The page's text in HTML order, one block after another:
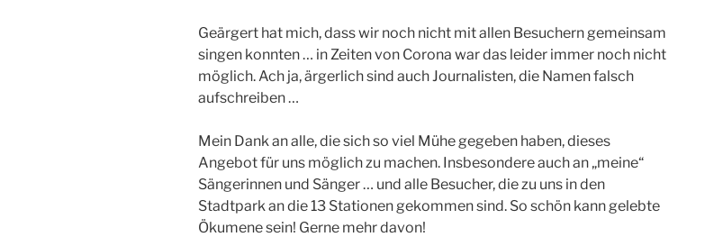
Geärgert hat mich, dass wir noch nicht mit allen Besuchern gemeinsam
singen konnten … in Zeiten von Corona war das leider immer noch nicht
möglich. Ach ja, ärgerlich sind auch Journalisten, die Namen falsch
aufschreiben …
Mein Dank an alle, die sich so viel Mühe gegeben haben, dieses
Angebot für uns möglich zu machen. Insbesondere auch an „meine“
Sängerinnen und Sänger … und alle Besucher, die zu uns in den
Stadtpark an die 13 Stationen gekommen sind. So schön kann gelebte
Ökumene sein! Gerne mehr davon!